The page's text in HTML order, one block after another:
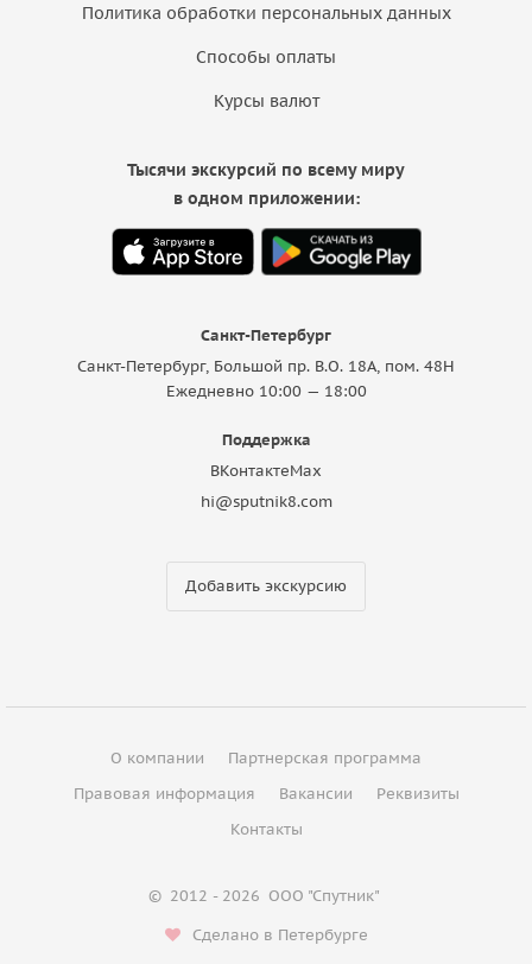
Политика обработки персональных данных
Способы оплаты
Курсы валют
Санкт-Петербург
Санкт-Петербург, Большой пр. В.О. 18A, пом. 48Н
Ежедневно 10:00 — 18:00
Поддержка
ВКонтактеMax
hi@sputnik8.com
Добавить экскурсию
Тысячи экскурсий по всему миру
в одном приложении:
О компании
Партнерская программа
Правовая информация
Вакансии
Реквизиты
Контакты
© 2012 - 2026 ООО "Спутник"
Сделано в Петербурге